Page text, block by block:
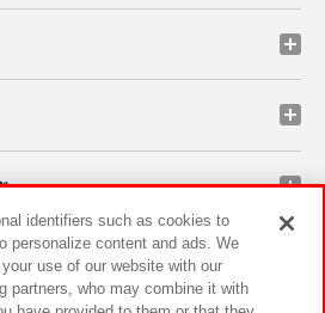
ン
identifiers such as cookies to
personalize content and ads. We
use of our website with our
partners, who may combine it with